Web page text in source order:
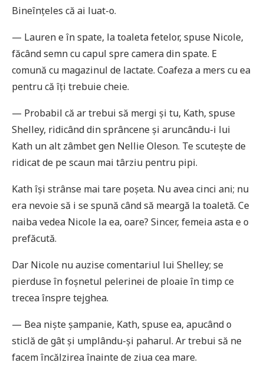
Bineînțeles că ai luat-o.
— Lauren e în spate, la toaleta fetelor, spuse Nicole,
făcând semn cu capul spre camera din spate. E
comună cu magazinul de lactate. Coafeza a mers cu ea
pentru că îți trebuie cheie.
— Probabil că ar trebui să mergi și tu, Kath, spuse
Shelley, ridicând din sprâncene și aruncându-i lui
Kath un alt zâmbet gen Nellie Oleson. Te scutește de
ridicat de pe scaun mai târziu pentru pipi.
Kath își strânse mai tare poșeta. Nu avea cinci ani; nu
era nevoie să i se spună când să meargă la toaletă. Ce
naiba vedea Nicole la ea, oare? Sincer, femeia asta e o
prefăcută.
Dar Nicole nu auzise comentariul lui Shelley; se
pierduse în foșnetul pelerinei de ploaie în timp ce
trecea înspre tejghea.
— Bea niște șampanie, Kath, spuse ea, apucând o
sticlă de gât și umplându-și paharul. Ar trebui să ne
facem încălzirea înainte de ziua cea mare.